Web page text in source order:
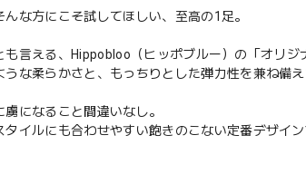
な方にこそ試してほしい、至高の1足。
言える、Hippobloo（ヒッポブルー）の「オリジ
な柔らかさと、もっちりとした弾力性を兼ね備え
になること間違いなし。
イルにも合わせやすい飽きのこない定番デザイン